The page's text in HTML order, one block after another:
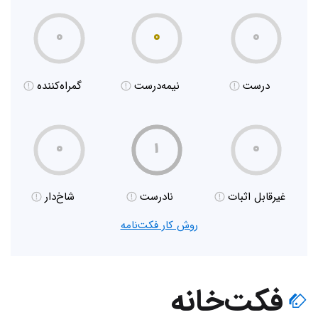
۰
درست
۰
نیمه‌درست
۰
گمراه‌کننده
۰
غیر‌قابل اثبات
۱
نادرست
۰
شاخ‌دار
روش کار فکت‌نامه
فکت‌خانه